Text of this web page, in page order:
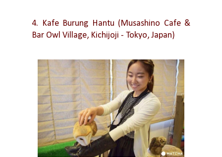
4. Kafe Burung Hantu (Musashino Cafe &
Bar Owl Village, Kichijoji - Tokyo, Japan)